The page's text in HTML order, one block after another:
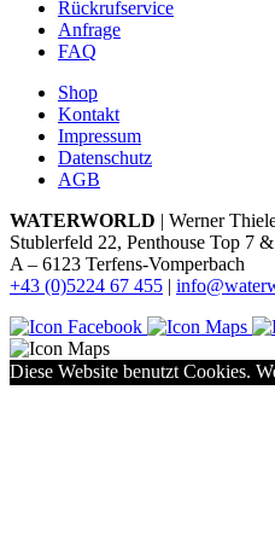
Rückrufservice
Anfrage
FAQ
Shop
Kontakt
Impressum
Datenschutz
AGB
WATERWORLD | Werner
Stublerfeld 22, Penthouse Top 7
A – 6123 Terfens-Vomperbach
+43 (0)5224 67 455 |
Diese Website benutzt Cookies.